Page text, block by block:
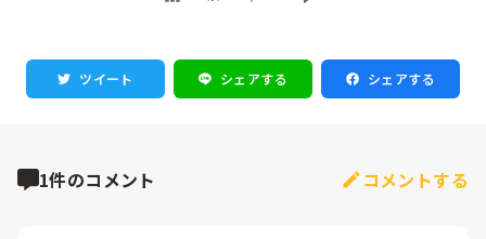
ツイート シェアする シェアする
1件のコメント コメントする